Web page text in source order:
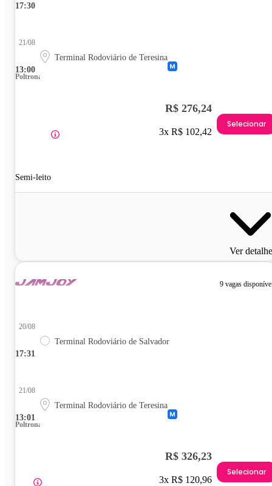
17:30
13:00
21/08
Terminal Rodoviário de Teresina
Poltrona
Semi-leito
R$ 276,24
3x R$ 102,42
Selecionar
Ver
9 vagas
17:31
20/08
Terminal Rodoviário de Salvador
13:01
21/08
Terminal Rodoviário de Teresina
Poltrona
R$ 326,23
3x R$ 120,96
Selecionar